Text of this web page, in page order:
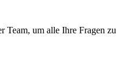
Team, um alle Ihre Fragen zu